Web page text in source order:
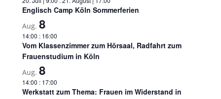
Englisch Camp Köln Sommerferien
Aug. 8
14:00 : 16:00
Vom Klassenzimmer zum Hörsaal, Radfahrt zum
Frauenstudium in Köln
Aug. 8
14:00 : 17:00
Werkstatt zum Thema: Frauen im Widerstand in